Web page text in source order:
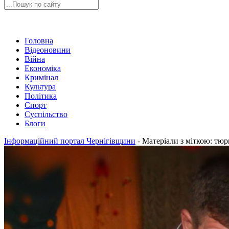
Головна
Відеоновини
Війна
Економіка
Кримінал
Культура
Політика
Спорт
Суспільство
Блоги
Інформаційний портал Чернігівщини - Матеріали з міткою: